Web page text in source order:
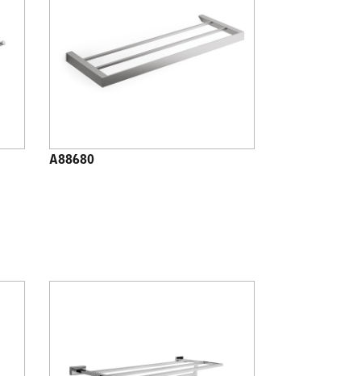
A88680